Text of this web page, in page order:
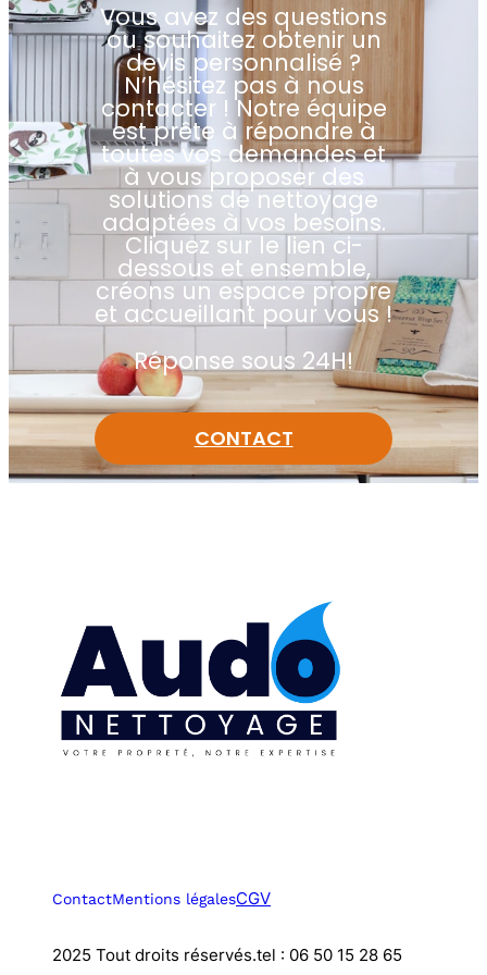
Vous avez des questions
ou souhaitez obtenir un
devis personnalisé ?
N’hésitez pas à nous
contacter ! Notre équipe
est prête à répondre à
toutes vos demandes et
à vous proposer des
solutions de nettoyage
adaptées à vos besoins.
Cliquez sur le lien ci-
dessous et ensemble,
créons un espace propre
et accueillant pour vous !
Réponse sous 24H!
CONTACT
ContactMentions légalesCGV
2025 Tout droits réservés.tel : 06 50 15 28 65